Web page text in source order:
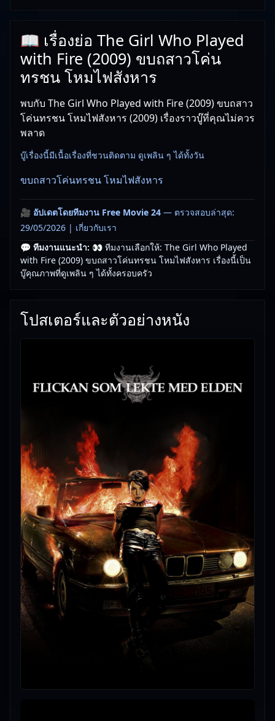
📖 เรื่องย่อ The Girl Who Played
with Fire (2009) ขบถสาวโค่น
ทรชน โหมไฟสังหาร
พบกับ The Girl Who Played with Fire (2009) ขบถสาว
โค่นทรชน โหมไฟสังหาร (2009) เรื่องราวบู๊ที่คุณไม่ควร
พลาด
บู๊เรื่องนี้มีเนื้อเรื่องที่ชวนติดตาม ดูเพลิน ๆ ได้ทั้งวัน
ขบถสาวโค่นทรชน โหมไฟสังหาร
🎥 อัปเดตโดยทีมงาน Free Movie 24 — ตรวจสอบล่าสุด:
29/05/2026 | เกี่ยวกับเรา
💬 ทีมงานแนะนำ: 👀 ทีมงานเลือกให้: The Girl Who Played
with Fire (2009) ขบถสาวโค่นทรชน โหมไฟสังหาร เรื่องนี้เป็น
บู๊คุณภาพที่ดูเพลิน ๆ ได้ทั้งครอบครัว
โปสเตอร์และตัวอย่างหนัง